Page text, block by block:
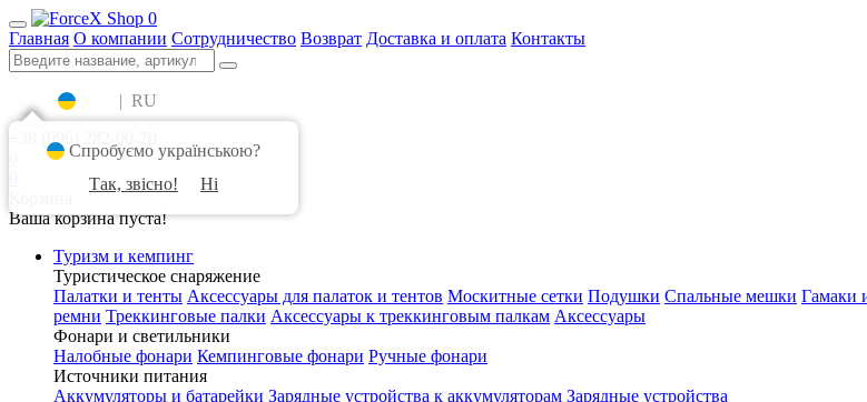
0
Главная О компании Сотрудничество Возврат Доставка и оплата Контакты
| RU
+38 (096) 282-00-70
Ваша корзина пуста!
Туризм и кемпинг
Туристическое снаряжение
Палатки и тенты Аксессуары для палаток и тентов Москитные сетки Подушки Спальные мешки Гамаки
ремни Треккинговые палки Аксессуары к треккинговым палкам Аксессуары
Фонари и светильники
Налобные фонари Кемпинговые фонари Ручные фонари
Источники питания
Аккумуляторы и батарейки Зарядные устройства к аккумуляторам Зарядные устройства
Спробуємо українською?
Так, звісно!
Ні